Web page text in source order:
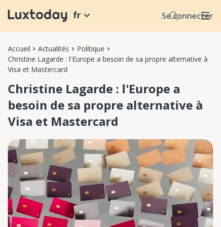
Se connecter
fr
Accueil Actualités
Politique
Christine Lagarde : l'Europe a besoin de sa propre alternative à
Visa et Mastercard
Christine Lagarde : l'Europe a
besoin de sa propre alternative à
Visa et Mastercard